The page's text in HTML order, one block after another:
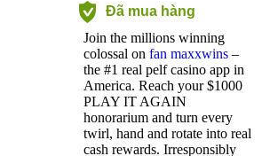
Đã mua hàng
Join the millions winning
colossal on fan maxxwins –
the #1 real pelf casino app in
America. Reach your $1000
PLAY IT AGAIN
honorarium and turn every
twirl, hand and rotate into real
cash rewards. Irresponsibly